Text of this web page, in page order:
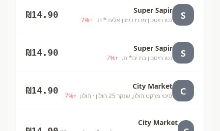
S
Super Sapir
נטו חיסכון מרכז רימון אלעד* ת. +
7%
₪14.90
S
Super Sapir
נטו חיסכון בת ים* ת. +
7%
₪14.90
C
City Market
סיטי מרקט חולון, שנקר 25 חולון · חולון +
7%
₪14.90
City Market